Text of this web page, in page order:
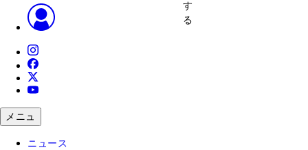
す
る
メニュ
ニュース